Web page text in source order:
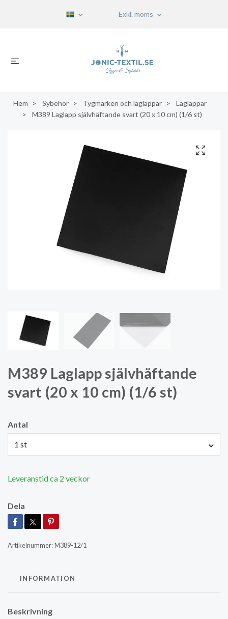
Exkl. moms
Hem Sybehör Tygmärken och laglappar
Laglappar
M389 Laglapp självhäftande svart (20 x 10 cm) (1/6 st)
M389 Laglapp självhäftande
svart (20 x 10 cm) (1/6 st)
Antal
1 st
Leveranstid ca 2 veckor
Dela
Artikelnummer:M389-12/1
INFORMATION
Beskrivning